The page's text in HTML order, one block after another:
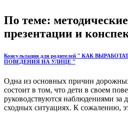
По теме:
презентации и
Консультация для родителей " КАК
ПОВЕДЕНИЯ НА УЛИЦЕ "
Одна из основных причин
состоит в том, что дети в своем
руководствуются наблюдениями за
сходных ситуациях. К сожалению,